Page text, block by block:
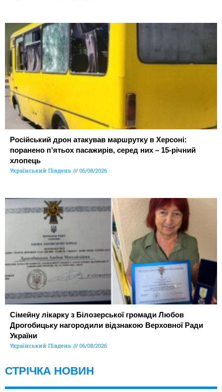
Російський дрон атакував маршрутку в Херсоні:
поранено п’ятьох пасажирів, серед них – 15-річний
хлопець
Український Південь 06/08/2026
Сімейну лікарку з Білозерської громади Любов
Дрогобицьку нагородили відзнакою Верховної Ради
України
Український Південь 06/08/2026
СТРІЧКА НОВИН